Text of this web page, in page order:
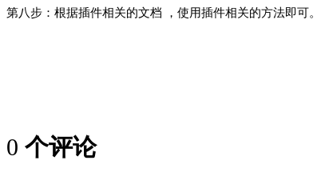
第八步：根据插件相关的文档 ，使用插件相关的方法即可。
0 个评论